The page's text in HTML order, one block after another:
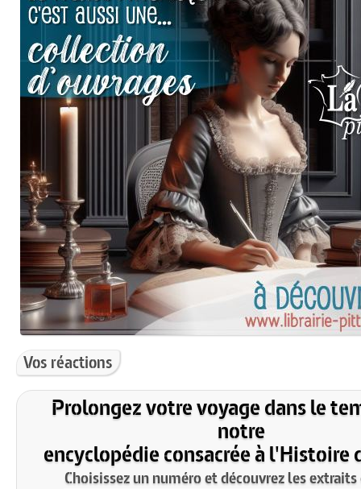
Vos réactions
Prolongez votre voyage dans le
notre
encyclopédie consacrée à l'Histoire
Choisissez un numéro et découvrez les